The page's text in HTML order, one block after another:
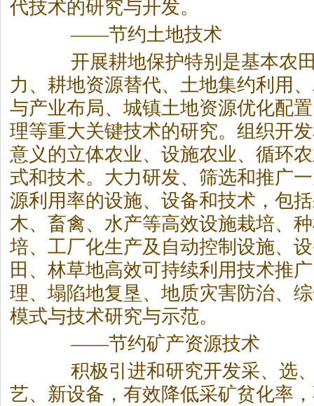
代技术的研究与开发。
——节约土地技术
开展耕地保护特别是基本农田
力、耕地资源替代、土地集约利用
与产业布局、城镇土地资源优化配
理等重大关键技术的研究。组织开
意义的立体农业、设施农业、循环
式和技术。大力研发、筛选和推广
源利用率的设施、设备和技术，包
木、畜禽、水产等高效设施栽培、
培、工厂化生产及自动控制设施、
田、林草地高效可持续利用技术推
理、塌陷地复垦、地质灾害防治、
模式与技术研究与示范。
——节约矿产资源技术
积极引进和研究开发采、选
艺、新设备，有效降低采矿贫化率